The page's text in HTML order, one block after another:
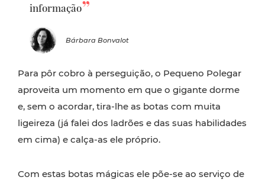
informação
Bárbara Bonvalot
Para pôr cobro à perseguição, o Pequeno Polegar
aproveita um momento em que o gigante dorme
e, sem o acordar, tira-lhe as botas com muita
ligeireza (já falei dos ladrões e das suas habilidades
em cima) e calça-as ele próprio.
Com estas botas mágicas ele põe-se ao serviço de